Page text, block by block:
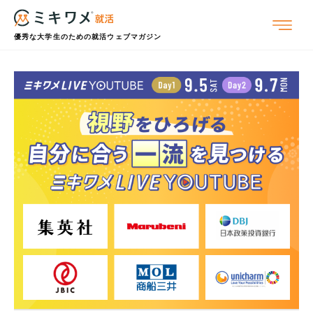
優秀な大学生のための就活ウェブマガジン